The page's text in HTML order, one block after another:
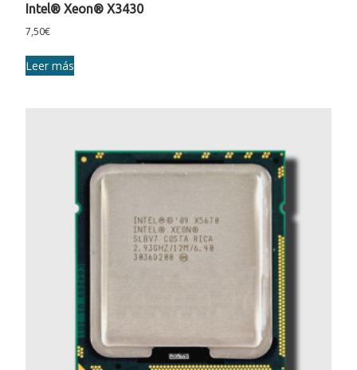
Intel® Xeon® X3430
7,50€
Leer más